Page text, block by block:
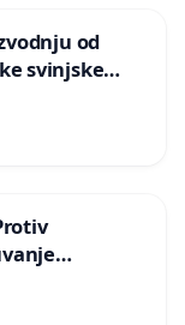
od
svinjske
stabala pri